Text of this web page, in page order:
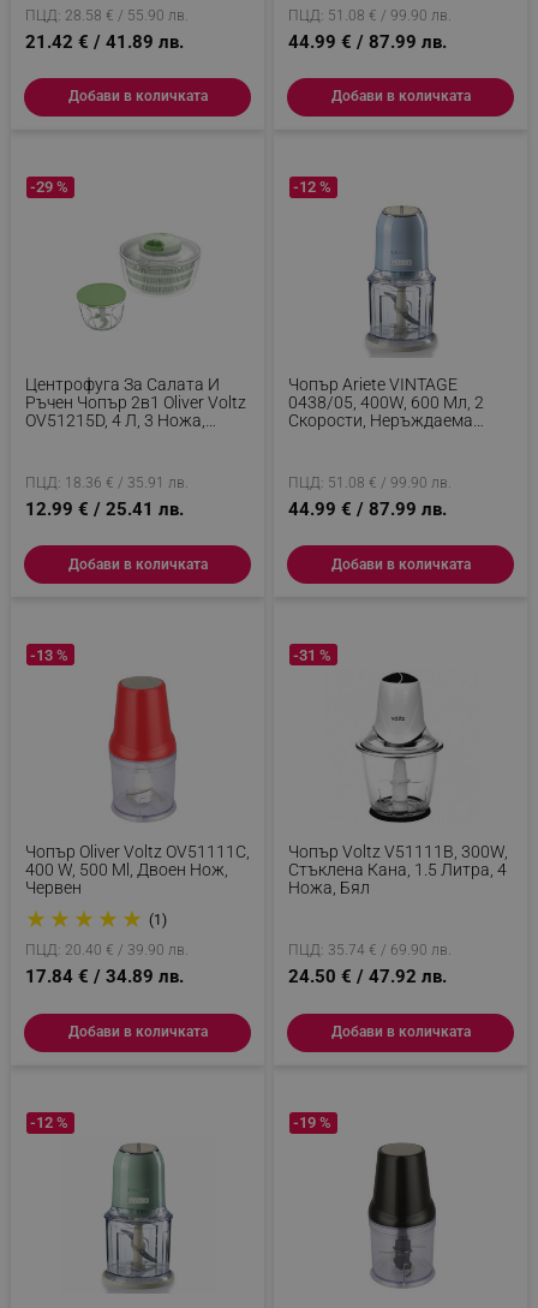
ПЦД: 28.58 € / 55.90 лв.
21.42 € / 41.89 лв.
Добави в количката
ПЦД: 51.08 € / 99.90 лв.
44.99 € / 87.99 лв.
Добави в количката
Центрофуга За Салата И
Ръчен Чопър 2в1 Oliver Voltz
OV51215D, 4 Л, 3 Ножа,
-29 %
ПЦД: 18.36 € / 35.91 лв.
12.99 € / 25.41 лв.
Добави в количката
Чопър Ariete VINTAGE
0438/05, 400W, 600 Мл, 2
Скорости, Неръждаема
-12 %
ПЦД: 51.08 € / 99.90 лв.
44.99 € / 87.99 лв.
Добави в количката
Чопър Oliver Voltz OV51111C,
400 W, 500 Ml, Двоен Нож,
Червен
★ ★ ★ ★ ★ (1)
-13 %
ПЦД: 20.40 € / 39.90 лв.
17.84 € / 34.89 лв.
Добави в количката
Чопър Voltz V51111B, 300W,
Стъклена Кана, 1.5 Литра, 4
Ножа, Бял
-31 %
ПЦД: 35.74 € / 69.90 лв.
24.50 € / 47.92 лв.
Добави в количката
-12 % -19 %